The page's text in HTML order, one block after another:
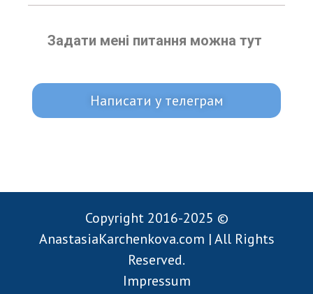
Задати мені питання можна тут
Написати у телеграм
Copyright 2016-2025 ©
AnastasiaKarchenkova.com | All Rights
Reserved.
Impressum